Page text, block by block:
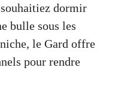
dormir
bulle sous les
le Gard offre
pour rendre